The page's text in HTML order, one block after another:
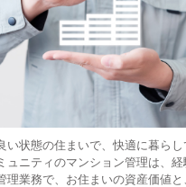
い状態の住まいで、快適に暮ら
ュニティのマンション管理は、
理業務で、お住まいの資産価値